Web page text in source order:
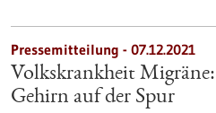
Pressemitteilung - 07.12.2021
Volkskrankheit
Gehirn auf der Spur